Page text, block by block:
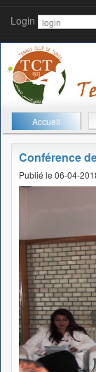
Login
Accueil
Conférence
Publié le 06-04-